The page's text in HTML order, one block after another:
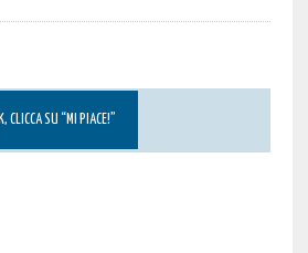
CLICCA SU “MI PIACE!”